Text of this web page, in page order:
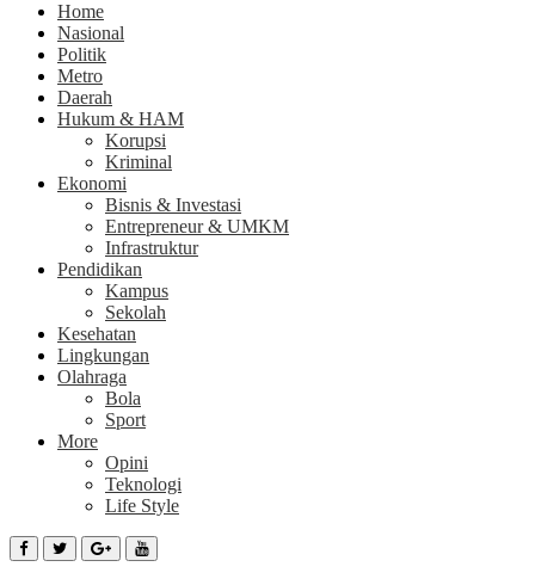
Home
Nasional
Politik
Metro
Daerah
Hukum & HAM
Korupsi
Kriminal
Ekonomi
Bisnis & Investasi
Entrepreneur & UMKM
Infrastruktur
Pendidikan
Kampus
Sekolah
Kesehatan
Lingkungan
Olahraga
Bola
Sport
More
Opini
Teknologi
Life Style